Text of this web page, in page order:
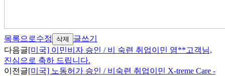
목록으로수정 삭제
글쓰기
다음글[미국] 이민비자 승인 / 비 숙련 취업이민 염**고객님,
진심으로 축하 드립니다.
이전글[미국] 노동허가 승인 / 비숙련 취업이민 X-treme Care -